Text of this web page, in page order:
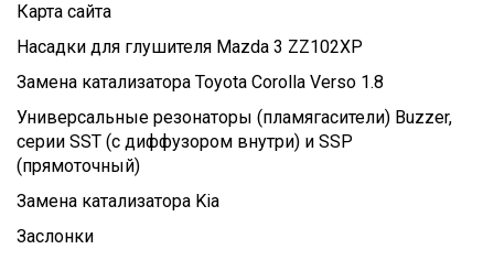
Карта сайта
Насадки для глушителя Mazda 3 ZZ102XP
Замена катализатора Toyota Corolla Verso 1.8
Универсальные резонаторы (пламягасители) Buzzer,
серии SST (c диффузором внутри) и SSP
(прямоточный)
Замена катализатора Kia
Заслонки